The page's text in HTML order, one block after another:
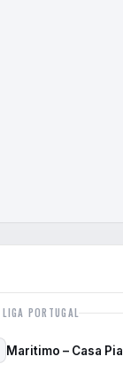
PORTUGAL
Maritimo – Casa Pia